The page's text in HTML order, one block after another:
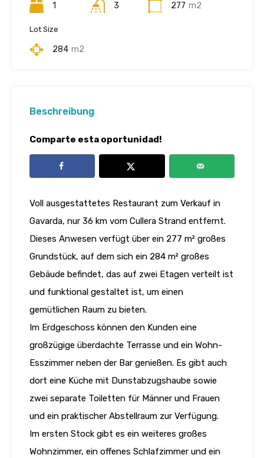
1 3 277 m2
Lot Size
284 m2
Beschreibung
Comparte esta oportunidad!
Voll ausgestattetes Restaurant zum Verkauf in
Gavarda, nur 36 km vom Cullera Strand entfernt.
Dieses Anwesen verfügt über ein 277 m² großes
Grundstück, auf dem sich ein 284 m² großes
Gebäude befindet, das auf zwei Etagen verteilt ist
und funktional gestaltet ist, um einen
gemütlichen Raum zu bieten.
Im Erdgeschoss können den Kunden eine
großzügige überdachte Terrasse und ein Wohn-
Esszimmer neben der Bar genießen. Es gibt auch
dort eine Küche mit Dunstabzugshaube sowie
zwei separate Toiletten für Männer und Frauen
und ein praktischer Abstellraum zur Verfügung.
Im ersten Stock gibt es ein weiteres großes
Wohnzimmer, ein offenes Schlafzimmer und ein